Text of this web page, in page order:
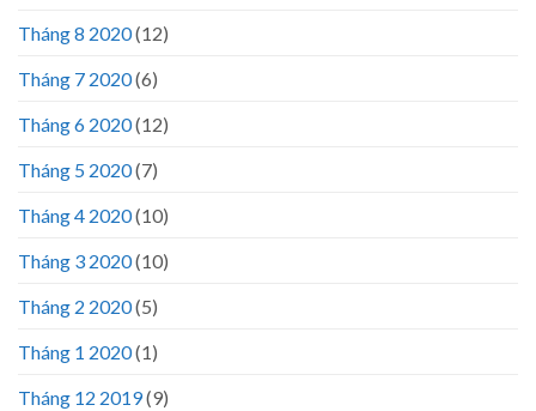
Tháng 8 2020(12)
Tháng 7 2020(6)
Tháng 6 2020(12)
Tháng 5 2020(7)
Tháng 4 2020(10)
Tháng 3 2020(10)
Tháng 2 2020(5)
Tháng 1 2020(1)
Tháng 12 2019(9)